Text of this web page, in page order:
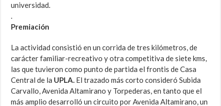
universidad.
.
Premiación
La actividad consistió en un corrida de tres kilómetros, de
carácter familiar-recreativo y otra competitiva de siete kms,
las que tuvieron como punto de partida el frontis de Casa
Central de la UPLA. El trazado más corto consideró Subida
Carvallo, Avenida Altamirano y Torpederas, en tanto que el
más amplio desarrolló un circuito por Avenida Altamirano, un